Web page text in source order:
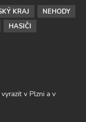
KRAJ
NEHODY
HASIČI
v Plzni a v